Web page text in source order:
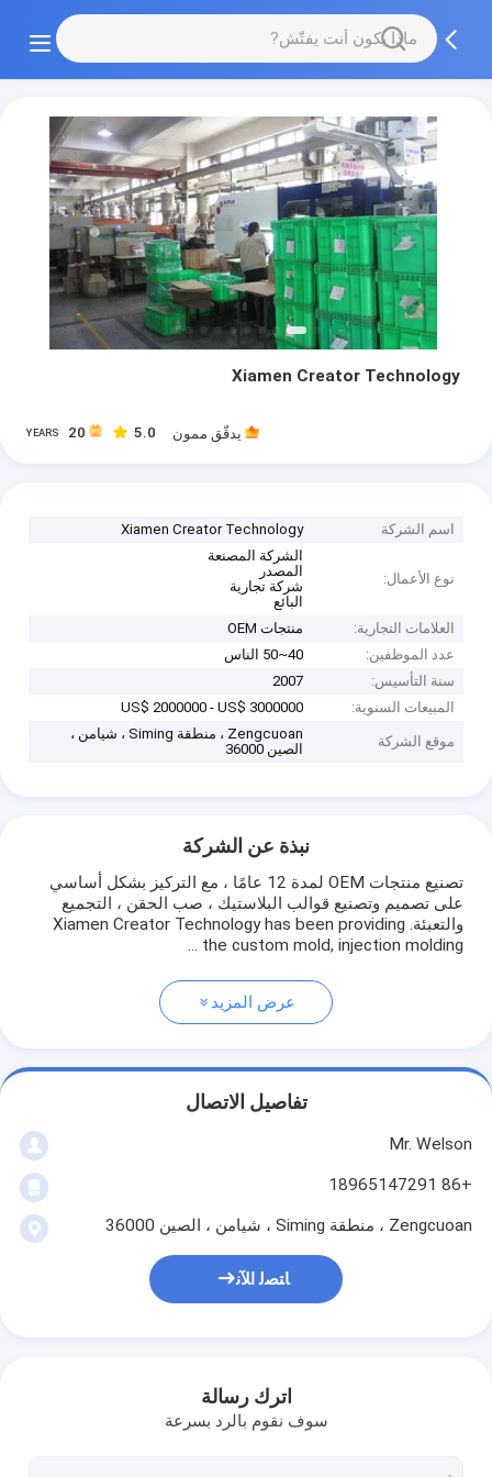
Xiamen Creator Technology
YEARS 5.0 يدقّق ممون
اسم الشركة Xiamen Creator Technology
نوع الأعمال:
الشركة المصنعة
المصدر
شركة تجارية
البائع
العلامات التجارية:
منتجات OEM
عدد الموظفين:
40~50 الناس
سنة التأسيس:
2007
المبيعات السنوية:
US$ 2000000 - US$ 3000000
موقع الشركة
Zengcuoan ، منطقة Siming ، شيامن ،
الصين 36000
نبذة عن الشركة
تصنيع منتجات OEM لمدة 12 عامًا ، مع التركيز بشكل أساسي
على تصميم وتصنيع قوالب البلاستيك ، صب الحقن ، التجميع
والتعبئة. Xiamen Creator Technology has been providing
the custom mold, injection molding ...
عرض المزيد
تفاصيل الاتصال
Mr. Welson
+86 18965147291
Zengcuoan ، منطقة Siming ، شيامن ، الصين 36000
ﺎﺘﺼﻟ ﺍﻶﻧ
اترك رسالة
سوف نقوم بالرد بسرعة